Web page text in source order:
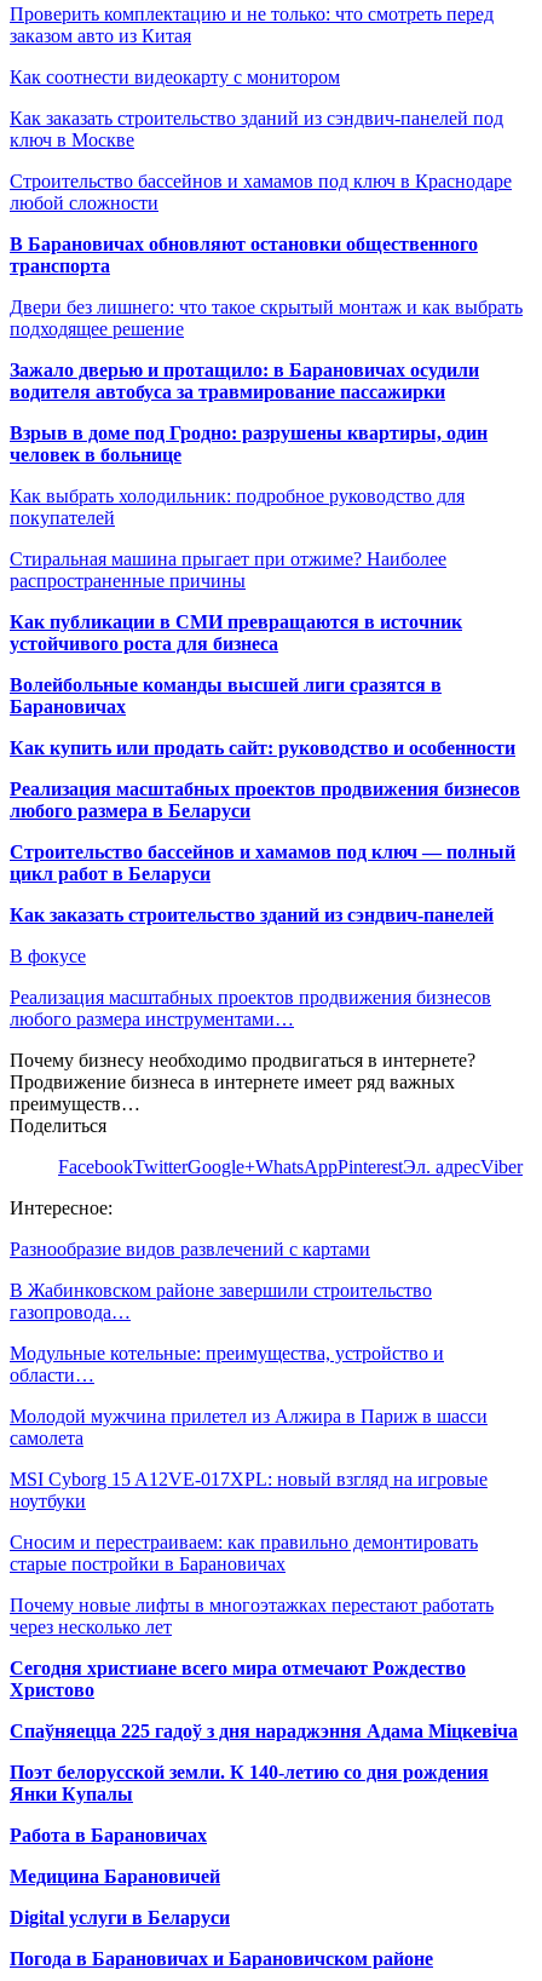
Проверить комплектацию и не только: что смотреть перед
заказом авто из Китая
Как соотнести видеокарту с монитором
Как заказать строительство зданий из сэндвич-панелей под
ключ в Москве
Строительство бассейнов и хамамов под ключ в Краснодаре
любой сложности
В Барановичах обновляют остановки общественного
транспорта
Двери без лишнего: что такое скрытый монтаж и как выбрать
подходящее решение
Зажало дверью и протащило: в Барановичах осудили
водителя автобуса за травмирование пассажирки
Взрыв в доме под Гродно: разрушены квартиры, один
человек в больнице
Как выбрать холодильник: подробное руководство для
покупателей
Стиральная машина прыгает при отжиме? Наиболее
распространенные причины
Как публикации в СМИ превращаются в источник
устойчивого роста для бизнеса
Волейбольные команды высшей лиги сразятся в
Барановичах
Как купить или продать сайт: руководство и особенности
Реализация масштабных проектов продвижения бизнесов
любого размера в Беларуси
Строительство бассейнов и хамамов под ключ — полный
цикл работ в Беларуси
Как заказать строительство зданий из сэндвич-панелей
В фокусе
Реализация масштабных проектов продвижения бизнесов
любого размера инструментами…
Почему бизнесу необходимо продвигаться в интернете?
Продвижение бизнеса в интернете имеет ряд важных
преимуществ…
Поделиться
FacebookTwitterGoogle+WhatsAppPinterestЭл. адресViber
Интересное:
Разнообразие видов развлечений с картами
В Жабинковском районе завершили строительство
газопровода…
Модульные котельные: преимущества, устройство и
области…
Молодой мужчина прилетел из Алжира в Париж в шасси
самолета
MSI Cyborg 15 A12VE-017XPL: новый взгляд на игровые
ноутбуки
Сносим и перестраиваем: как правильно демонтировать
старые постройки в Барановичах
Почему новые лифты в многоэтажках перестают работать
через несколько лет
Сегодня христиане всего мира отмечают Рождество
Христово
Спаўняецца 225 гадоў з дня нараджэння Адама Міцкевіча
Поэт белорусской земли. К 140-летию со дня рождения
Янки Купалы
Работа в Барановичах
Медицина Барановичей
Digital услуги в Беларуси
Погода в Барановичах и Барановичском районе